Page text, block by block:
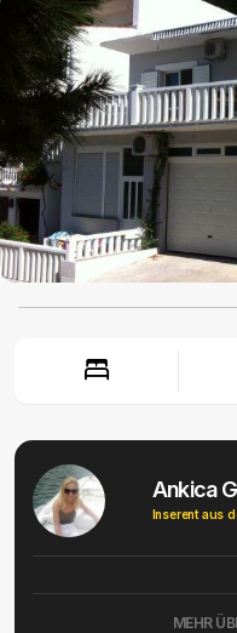
Ankica
Inserent aus
MEHR